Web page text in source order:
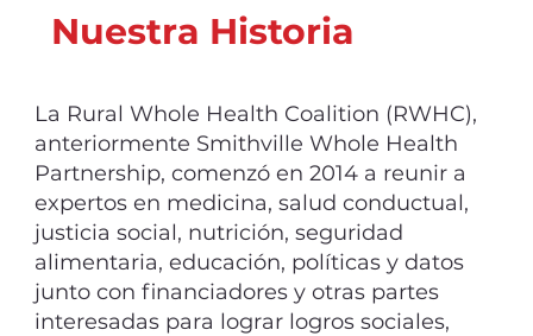
Nuestra Historia
La Rural Whole Health Coalition (RWHC),
anteriormente Smithville Whole Health
Partnership, comenzó en 2014 a reunir a
expertos en medicina, salud conductual,
justicia social, nutrición, seguridad
alimentaria, educación, políticas y datos
junto con financiadores y otras partes
interesadas para lograr logros sociales,